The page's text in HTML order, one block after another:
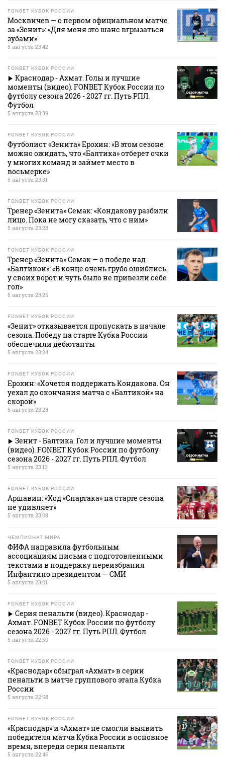
FONBET КУБОК РОССИИ
Москвичев — о первом официальном матче
за «Зенит»: «Для меня это шанс вгрызаться
зубами»
5 августа 23:42
FONBET КУБОК РОССИИ
Краснодар - Ахмат. Голы и лучшие
моменты (видео). FONBET Кубок России по
футболу сезона 2026 - 2027 гг. Путь РПЛ.
Футбол
5 августа 23:39
FONBET КУБОК РОССИИ
Футболист «Зенита» Ерохин: «В этом сезоне
можно ожидать, что «Балтика» отберет очки
у многих команд и займет место в
восьмерке»
5 августа 23:31
FONBET КУБОК РОССИИ
Тренер «Зенита» Семак: «Кондакову разбили
лицо. Пока не могу сказать, что с ним»
5 августа 23:28
FONBET КУБОК РОССИИ
Тренер «Зенита» Семак — о победе над
«Балтикой»: «В конце очень грубо ошиблись
у своих ворот и чуть было не привезли себе
гол»
5 августа 23:26
FONBET КУБОК РОССИИ
«Зенит» отказывается пропускать в начале
сезона. Победу на старте Кубка России
обеспечили дебютанты
5 августа 23:24
FONBET КУБОК РОССИИ
Ерохин: «Хочется поддержать Кондакова. Он
уехал до окончания матча с «Балтикой» на
скорой»
5 августа 23:23
FONBET КУБОК РОССИИ
Зенит - Балтика. Гол и лучшие моменты
(видео). FONBET Кубок России по футболу
сезона 2026 - 2027 гг. Путь РПЛ. Футбол
5 августа 23:13
FONBET КУБОК РОССИИ
Аршавин: «Ход «Спартака» на старте сезона
не удивляет»
5 августа 23:08
ЧЕМПИОНАТ МИРА
ФИФА направила футбольным
ассоциациям письма с подготовленными
текстами в поддержку переизбрания
Инфантино президентом — СМИ
5 августа 23:01
FONBET КУБОК РОССИИ
Серия пенальти (видео). Краснодар -
Ахмат. FONBET Кубок России по футболу
сезона 2026 - 2027 гг. Путь РПЛ. Футбол
5 августа 22:59
FONBET КУБОК РОССИИ
«Краснодар» обыграл «Ахмат» в серии
пенальти в матче группового этапа Кубка
России
5 августа 22:58
FONBET КУБОК РОССИИ
«Краснодар» и «Ахмат» не смогли выявить
победителя матча Кубка России в основное
время, впереди серия пенальти
5 августа 22:46